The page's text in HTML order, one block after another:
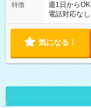
特徴 週1日からOK
電話対応なし
気になる！